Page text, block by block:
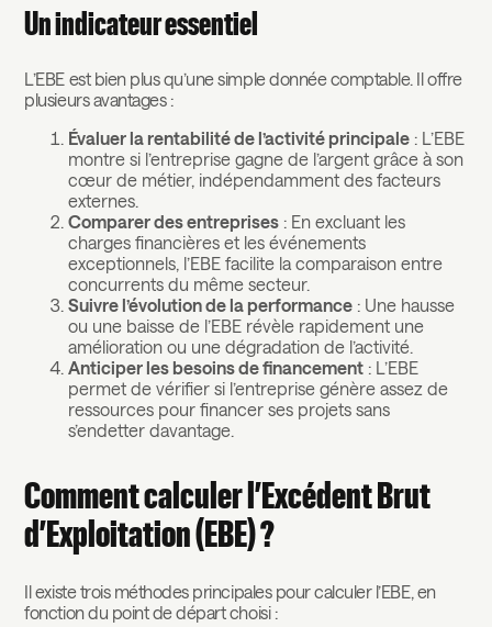
Un indicateur essentiel
L’EBE est bien plus qu’une simple donnée comptable. Il offre
plusieurs avantages :
Évaluer la rentabilité de l’activité principale : L’EBE
montre si l’entreprise gagne de l’argent grâce à son
cœur de métier, indépendamment des facteurs
externes.
Comparer des entreprises : En excluant les
charges financières et les événements
exceptionnels, l’EBE facilite la comparaison entre
concurrents du même secteur.
Suivre l’évolution de la performance : Une hausse
ou une baisse de l’EBE révèle rapidement une
amélioration ou une dégradation de l’activité.
Anticiper les besoins de financement : L’EBE
permet de vérifier si l’entreprise génère assez de
ressources pour financer ses projets sans
s’endetter davantage.
Comment calculer l’Excédent Brut
d’Exploitation (EBE) ?
Il existe trois méthodes principales pour calculer l’EBE, en
fonction du point de départ choisi :